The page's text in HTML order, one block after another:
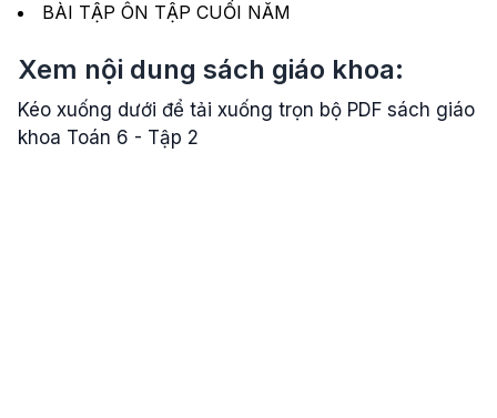
BÀI TẬP ÔN TẬP CUỐI NĂM
Xem nội dung sách giáo khoa:
Kéo xuống dưới để tải xuống trọn bộ PDF sách giáo
khoa Toán 6 - Tập 2